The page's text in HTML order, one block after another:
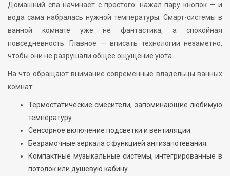
Домашний спа начинает с простого: нажал пару кнопок — и
вода сама набралась нужной температуры. Смарт-системы в
ванной комнате уже не фантастика, а спокойная
повседневность. Главное — вписать технологии незаметно,
чтобы они не разрушали общее ощущение уюта.
На что обращают внимание современные владельцы ванных
комнат:
Термостатические смесители, запоминающие любимую
температуру.
Сенсорное включение подсветки и вентиляции.
Безрамочные зеркала с функцией антизапотевания.
Компактные музыкальные системы, интегрированные в
потолок или душевую кабину.